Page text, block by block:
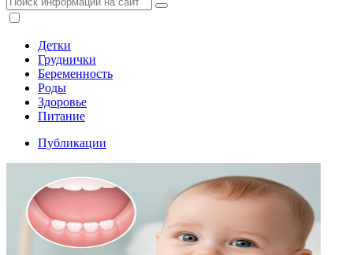
Детки
Груднички
Беременность
Роды
Здоровье
Питание
Публикации